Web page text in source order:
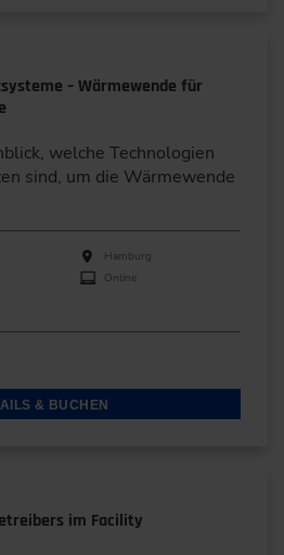
– Wärmewende für
welche Technologien
sind, um die Wärmewende
Hamburg
Online
& BUCHEN
im Facility